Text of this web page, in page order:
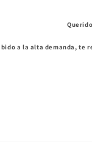
a la alta demanda, te